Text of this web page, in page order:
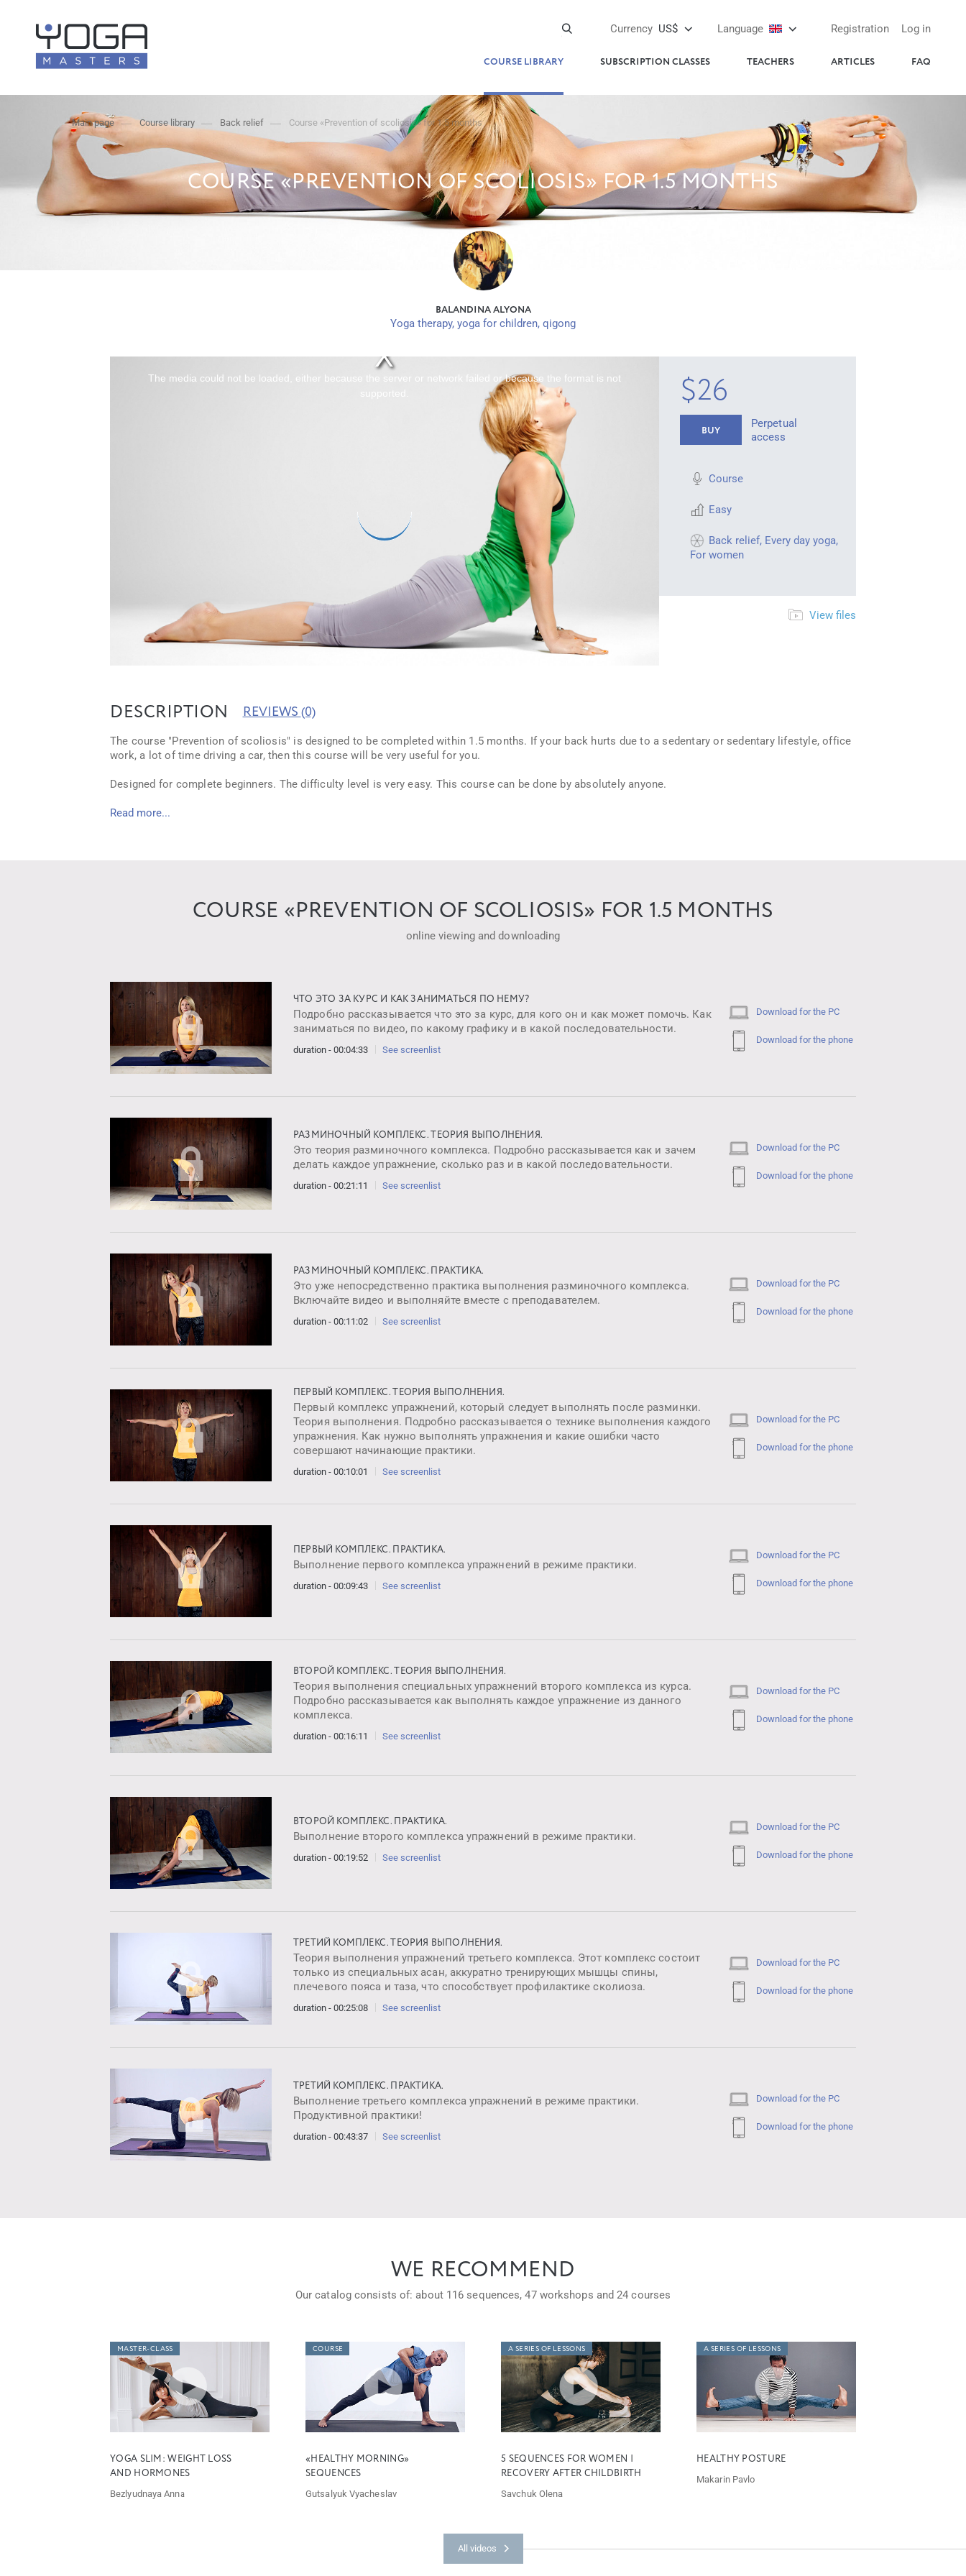
Log in
Registration
Language
Currency US$
COURSE LIBRARY SUBSCRIPTION CLASSES TEACHERS ARTICLES FAQ
Main page Course library Back relief Course «Prevention of scoliosis» for 1.5 months
COURSE «PREVENTION OF SCOLIOSIS» FOR 1.5 MONTHS
BALANDINA ALYONA
Yoga therapy, yoga for children, qigong
The media could not be loaded, either because the server or network failed or because the format is not
$26
BUY
Perpetual
access
Course
Easy
Back relief, Every day yoga,
For women
View files
DESCRIPTION REVIEWS (0)
The course "Prevention of scoliosis" is designed to be completed within 1.5 months. If your back hurts due to a sedentary or sedentary lifestyle, office
work, a lot of time driving a car, then this course will be very useful for you.
Designed for complete beginners. The difficulty level is very easy. This course can be done by absolutely anyone.
Read more...
COURSE «PREVENTION OF SCOLIOSIS» FOR 1.5 MONTHS
online viewing and downloading
ЧТО ЭТО ЗА КУРС И КАК ЗАНИМАТЬСЯ ПО НЕМУ?
Подробно рассказывается что это за курс, для кого он и как может помочь. Как
заниматься по видео, по какому графику и в какой последовательности.
duration - 00:04:33 See screenlist
Download for the PC
Download for the phone
РАЗМИНОЧНЫЙ КОМПЛЕКС. ТЕОРИЯ ВЫПОЛНЕНИЯ.
Это теория разминочного комплекса. Подробно рассказывается как и зачем
делать каждое упражнение, сколько раз и в какой последовательности.
duration - 00:21:11 See screenlist
Download for the PC
Download for the phone
РАЗМИНОЧНЫЙ КОМПЛЕКС. ПРАКТИКА.
Это уже непосредственно практика выполнения разминочного комплекса.
Включайте видео и выполняйте вместе с преподавателем.
duration - 00:11:02 See screenlist
Download for the PC
Download for the phone
ПЕРВЫЙ КОМПЛЕКС. ТЕОРИЯ ВЫПОЛНЕНИЯ.
Первый комплекс упражнений, который следует выполнять после разминки.
Теория выполнения. Подробно рассказывается о технике выполнения каждого
упражнения. Как нужно выполнять упражнения и какие ошибки часто
совершают начинающие практики.
duration - 00:10:01 See screenlist
Download for the PC
Download for the phone
ПЕРВЫЙ КОМПЛЕКС. ПРАКТИКА.
Выполнение первого комплекса упражнений в режиме практики.
duration - 00:09:43 See screenlist
Download for the PC
Download for the phone
ВТОРОЙ КОМПЛЕКС. ТЕОРИЯ ВЫПОЛНЕНИЯ.
Теория выполнения специальных упражнений второго комплекса из курса.
Подробно рассказывается как выполнять каждое упражнение из данного
комплекса.
duration - 00:16:11 See screenlist
Download for the PC
Download for the phone
ВТОРОЙ КОМПЛЕКС. ПРАКТИКА.
Выполнение второго комплекса упражнений в режиме практики.
duration - 00:19:52 See screenlist
Download for the PC
Download for the phone
ТРЕТИЙ КОМПЛЕКС. ТЕОРИЯ ВЫПОЛНЕНИЯ.
Теория выполнения упражнений третьего комплекса. Этот комплекс состоит
только из специальных асан, аккуратно тренирующих мышцы спины,
плечевого пояса и таза, что способствует профилактике сколиоза.
duration - 00:25:08 See screenlist
Download for the PC
Download for the phone
ТРЕТИЙ КОМПЛЕКС. ПРАКТИКА.
Выполнение третьего комплекса упражнений в режиме практики.
Продуктивной практики!
duration - 00:43:37 See screenlist
Download for the PC
Download for the phone
WE RECOMMEND
Our catalog consists of: about 116 sequences, 47 workshops and24 courses
MASTER-CLASS
YOGA SLIM: WEIGHT LOSS
AND HORMONES
Bezlyudnaya Anna
COURSE
«HEALTHY MORNING»
SEQUENCES
Gutsalyuk Vyacheslav
A SERIES OF LESSONS
5 SEQUENCES FOR WOMEN |
RECOVERY AFTER CHILDBIRTH
Savchuk Olena
A SERIES OF LESSONS
HEALTHY POSTURE
Makarin Pavlo
All videos